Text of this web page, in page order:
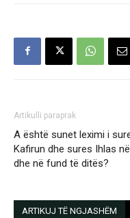
Artikulli paraprak
A është sunet leximi i
Kafirun dhe sures Ihlas
dhe në fund të ditës?
ARTIKUJ TË NGJASHËM